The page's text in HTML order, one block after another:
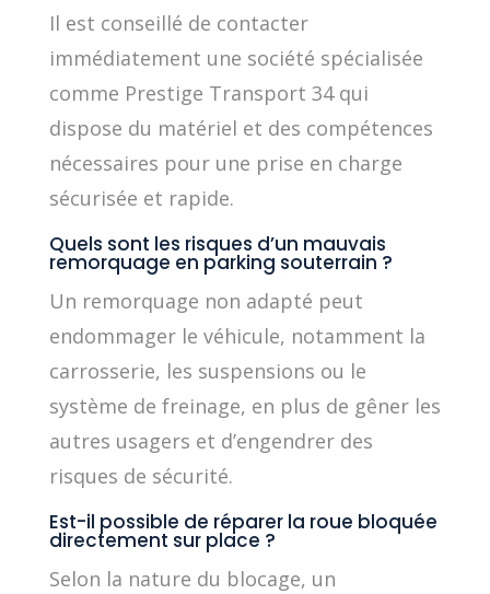
Il est conseillé de contacter
immédiatement une société spécialisée
comme Prestige Transport 34 qui
dispose du matériel et des compétences
nécessaires pour une prise en charge
sécurisée et rapide.
Quels sont les risques d’un mauvais
remorquage en parking souterrain ?
Un remorquage non adapté peut
endommager le véhicule, notamment la
carrosserie, les suspensions ou le
système de freinage, en plus de gêner les
autres usagers et d’engendrer des
risques de sécurité.
Est-il possible de réparer la roue bloquée
directement sur place ?
Selon la nature du blocage, un